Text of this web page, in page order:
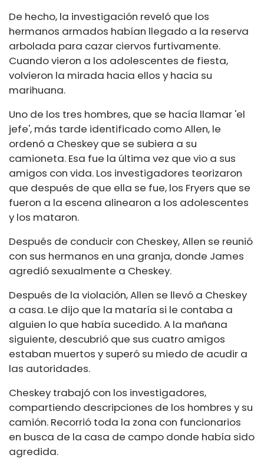
De hecho, la investigación reveló que los
hermanos armados habían llegado a la reserva
arbolada para cazar ciervos furtivamente.
Cuando vieron a los adolescentes de fiesta,
volvieron la mirada hacia ellos y hacia su
marihuana.
Uno de los tres hombres, que se hacía llamar 'el
jefe', más tarde identificado como Allen, le
ordenó a Cheskey que se subiera a su
camioneta. Esa fue la última vez que vio a sus
amigos con vida. Los investigadores teorizaron
que después de que ella se fue, los Fryers que se
fueron a la escena alinearon a los adolescentes
y los mataron.
Después de conducir con Cheskey, Allen se reunió
con sus hermanos en una granja, donde James
agredió sexualmente a Cheskey.
Después de la violación, Allen se llevó a Cheskey
a casa. Le dijo que la mataría si le contaba a
alguien lo que había sucedido. A la mañana
siguiente, descubrió que sus cuatro amigos
estaban muertos y superó su miedo de acudir a
las autoridades.
Cheskey trabajó con los investigadores,
compartiendo descripciones de los hombres y su
camión. Recorrió toda la zona con funcionarios
en busca de la casa de campo donde había sido
agredida.